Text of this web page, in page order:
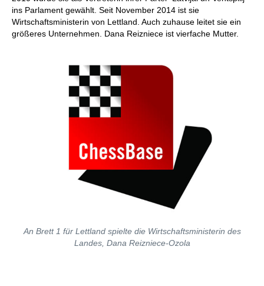
ins Parlament gewählt. Seit November 2014 ist sie
Wirtschaftsministerin von Lettland. Auch zuhause leitet sie ein
größeres Unternehmen. Dana Reizniece ist vierfache Mutter.
An Brett 1 für Lettland spielte die Wirtschaftsministerin des
Landes, Dana Reizniece-Ozola